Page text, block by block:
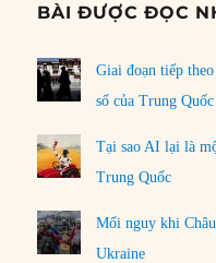
BÀI ĐƯỢC ĐỌC
Giai đoạn tiếp
số của Trung Quốc
Tại sao AI lại là
Trung Quốc
Mối nguy khi
Ukraine